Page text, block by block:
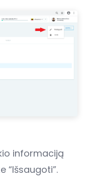
informaciją
“Išsaugoti”.